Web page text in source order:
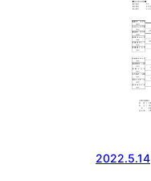
2022.5.14